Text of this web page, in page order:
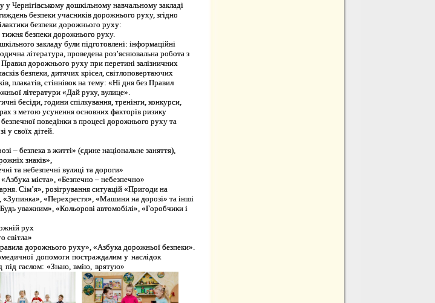
Чернігівському дошкільному навчальному закладі
безпеки учасників дорожнього руху, згідно
безпеки дорожнього руху:
тижня безпеки дорожнього руху.
закладу були підготовлені: інформаційні
література, проведена роз’яснювальна робота з
дорожнього руху при перетині залізничних
безпеки, дитячих крісел, світлоповертаючих
плакатів, стіннівок на тему: «Ні дня без Правил
літератури «Дай руку, вулице».
бесіди, години спілкування, тренінги, конкурси,
з метою усунення основних факторів ризику
поведінки в процесі дорожнього руху та
у своїх дітей.
– безпека в житті» (єдине національне заняття),
знаків»,
та небезпечні вулиці та дороги»
міста», «Безпечно – небезпечно»
Сім’я», розігрування ситуацій «Пригоди на
«Зупинка», «Перехрестя», «Машини на дорозі» та інші
уважним», «Кольорові автомобілі», «Горобчики і
рух
світла»
дорожнього руху», «Азбука дорожньої безпеки».
допомоги постраждалим у наслідок
під гаслом: «Знаю, вмію, врятую»